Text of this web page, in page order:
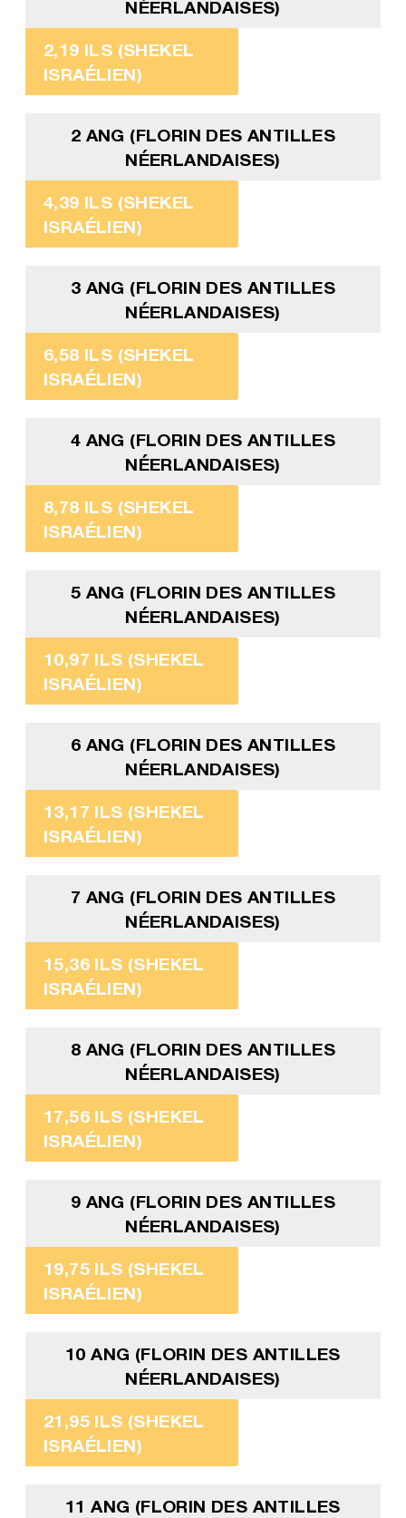
NÉERLANDAISES)
2,19 ILS (SHEKEL
ISRAÉLIEN)
2 ANG (FLORIN DES ANTILLES
NÉERLANDAISES)
4,39 ILS (SHEKEL
ISRAÉLIEN)
3 ANG (FLORIN DES ANTILLES
NÉERLANDAISES)
6,58 ILS (SHEKEL
ISRAÉLIEN)
4 ANG (FLORIN DES ANTILLES
NÉERLANDAISES)
8,78 ILS (SHEKEL
ISRAÉLIEN)
5 ANG (FLORIN DES ANTILLES
NÉERLANDAISES)
10,97 ILS (SHEKEL
ISRAÉLIEN)
6 ANG (FLORIN DES ANTILLES
NÉERLANDAISES)
13,17 ILS (SHEKEL
ISRAÉLIEN)
7 ANG (FLORIN DES ANTILLES
NÉERLANDAISES)
15,36 ILS (SHEKEL
ISRAÉLIEN)
8 ANG (FLORIN DES ANTILLES
NÉERLANDAISES)
17,56 ILS (SHEKEL
ISRAÉLIEN)
9 ANG (FLORIN DES ANTILLES
NÉERLANDAISES)
19,75 ILS (SHEKEL
ISRAÉLIEN)
10 ANG (FLORIN DES ANTILLES
NÉERLANDAISES)
21,95 ILS (SHEKEL
ISRAÉLIEN)
11 ANG (FLORIN DES ANTILLES